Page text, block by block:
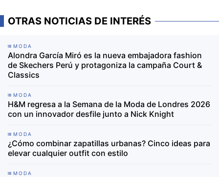
OTRAS NOTICIAS DE INTERÉS
MODA
Alondra García Miró es la nueva embajadora fashion
de Skechers Perú y protagoniza la campaña Court &
Classics
MODA
H&M regresa a la Semana de la Moda de Londres 2026
con un innovador desfile junto a Nick Knight
MODA
¿Cómo combinar zapatillas urbanas? Cinco ideas para
elevar cualquier outfit con estilo
MODA